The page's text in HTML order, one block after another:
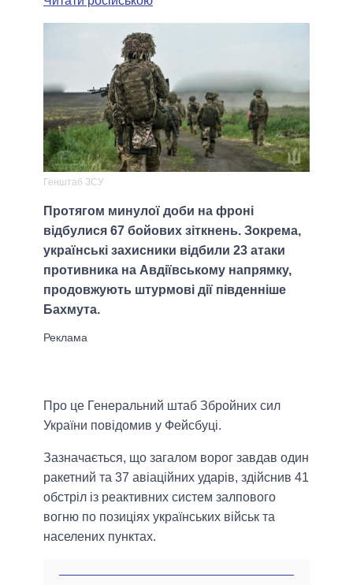
Генштаб ЗСУ
Протягом минулої доби на фроні
відбулися 67 бойових зіткнень. Зокрема,
українські захисники відбили 23 атаки
противника на Авдіївському напрямку,
продовжують штурмові дії південніше
Бахмута.
Про це Генеральний штаб Збройних сил
України повідомив у Фейсбуці.
Зазначається, що загалом ворог завдав один
ракетний та 37 авіаційних ударів, здійснив 41
обстріл із реактивних систем залпового
вогню по позиціях українських військ та
населених пунктах.